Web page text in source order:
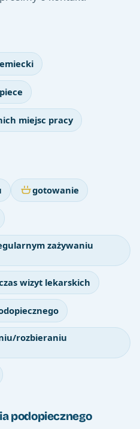
miejsc pracy
gotowanie
zażywaniu
wizyt lekarskich
rozbieraniu
podopiecznego